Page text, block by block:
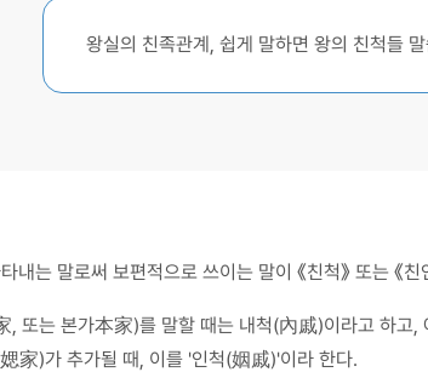
왕실의 친족관계, 쉽게 말하면 왕의 친척들
는 말로써 보편적으로 쓰이는 말이 《친척》 또는 《
, 또는 본가本家)를 말할 때는 내척(內戚)이라고 하
家)가 추가될 때, 이를 '인척(姻戚)'이라 한다.